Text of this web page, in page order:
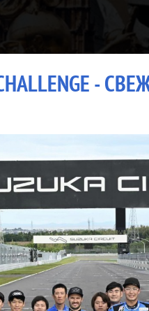
CHALLENGE